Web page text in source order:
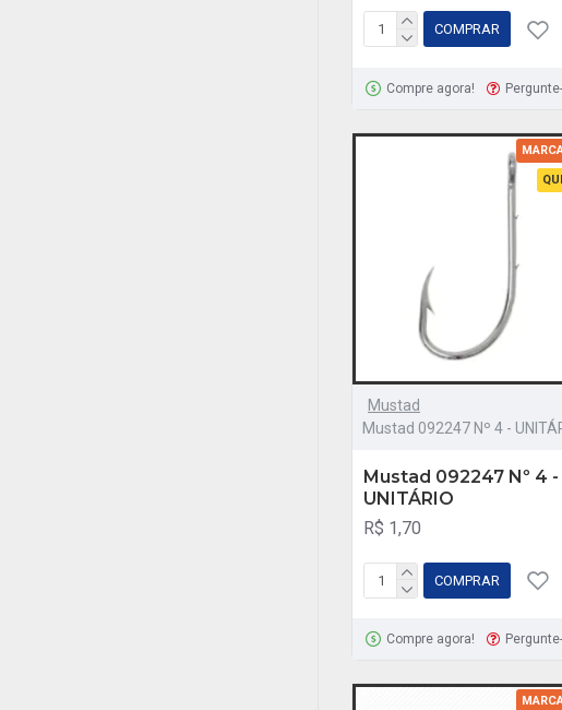
COMPRAR
Compre agora!
Mustad
Mustad 092247 Nº 4 -
Mustad 092247 Nº 4 -
UNITÁRIO
R$ 1,70
COMPRAR
Compre agora!